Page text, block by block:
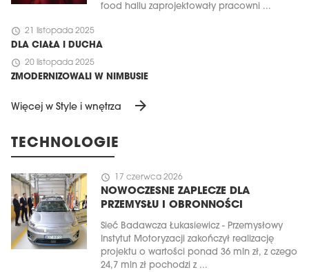
food hallu zaprojektowały pracowni ...
schedule 21 listopada 2025
DLA CIAŁA I DUCHA
schedule 20 listopada 2025
ZMODERNIZOWALI W NIMBUSIE
Więcej w Style i wnętrza arrow_forward
TECHNOLOGIE
schedule 17 czerwca 2026
NOWOCZESNE ZAPLECZE DLA
PRZEMYSŁU I OBRONNOŚCI
Sieć Badawcza Łukasiewicz - Przemysłowy
Instytut Motoryzacji zakończył realizację
projektu o wartości ponad 36 mln zł, z czego
24,7 mln zł pochodzi z ...